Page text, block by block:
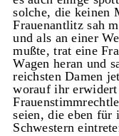
solche, die keinen
Frauenantlitz sah
und als an einer
mußte, trat eine
Wagen heran und
reichsten Damen
worauf ihr
seien, die eben für
Schwestern